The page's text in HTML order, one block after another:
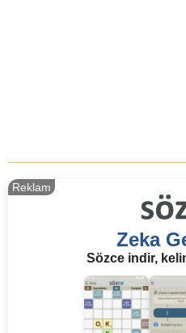
Zeka
Sözce indir,
Reklam